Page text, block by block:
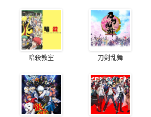
暗殺教室 刀剣乱舞